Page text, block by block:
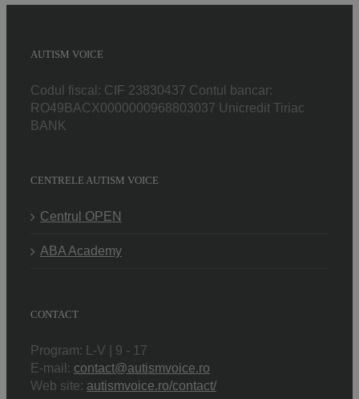
AUTISM VOICE
Codul fiscal: CIF 23830437 Contul bancar:
RO49BACX0000000968803037 Unicredit Tiriac
BANK
CENTRELE AUTISM VOICE
Centrul OPEN
ABA Academy
CONTACT
Program: L-V | 9 - 17
E-mail: contact@autismvoice.ro
Web site: autismvoice.ro/contact/